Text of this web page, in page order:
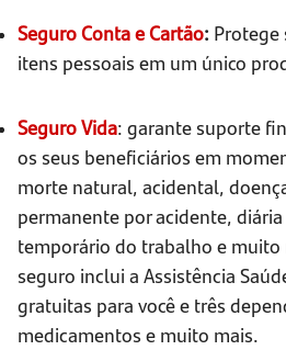
Seguro Conta e Cartão: Protege
itens pessoais em um único
Seguro Vida: garante suporte
os seus beneficiários em
morte natural, acidental,
permanente por acidente,
temporário do trabalho e muito
seguro inclui a Assistência
gratuitas para você e três
medicamentos e muito mais.